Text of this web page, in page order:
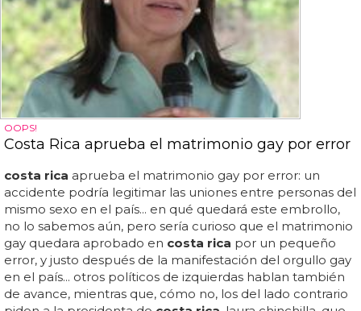
OOPS!
Costa Rica aprueba el matrimonio gay por error
costa rica aprueba el matrimonio gay por error: un
accidente podría legitimar las uniones entre personas del
mismo sexo en el país... en qué quedará este embrollo,
no lo sabemos aún, pero sería curioso que el matrimonio
gay quedara aprobado en costa rica por un pequeño
error, y justo después de la manifestación del orgullo gay
en el país... otros políticos de izquierdas hablan también
de avance, mientras que, cómo no, los del lado contrario